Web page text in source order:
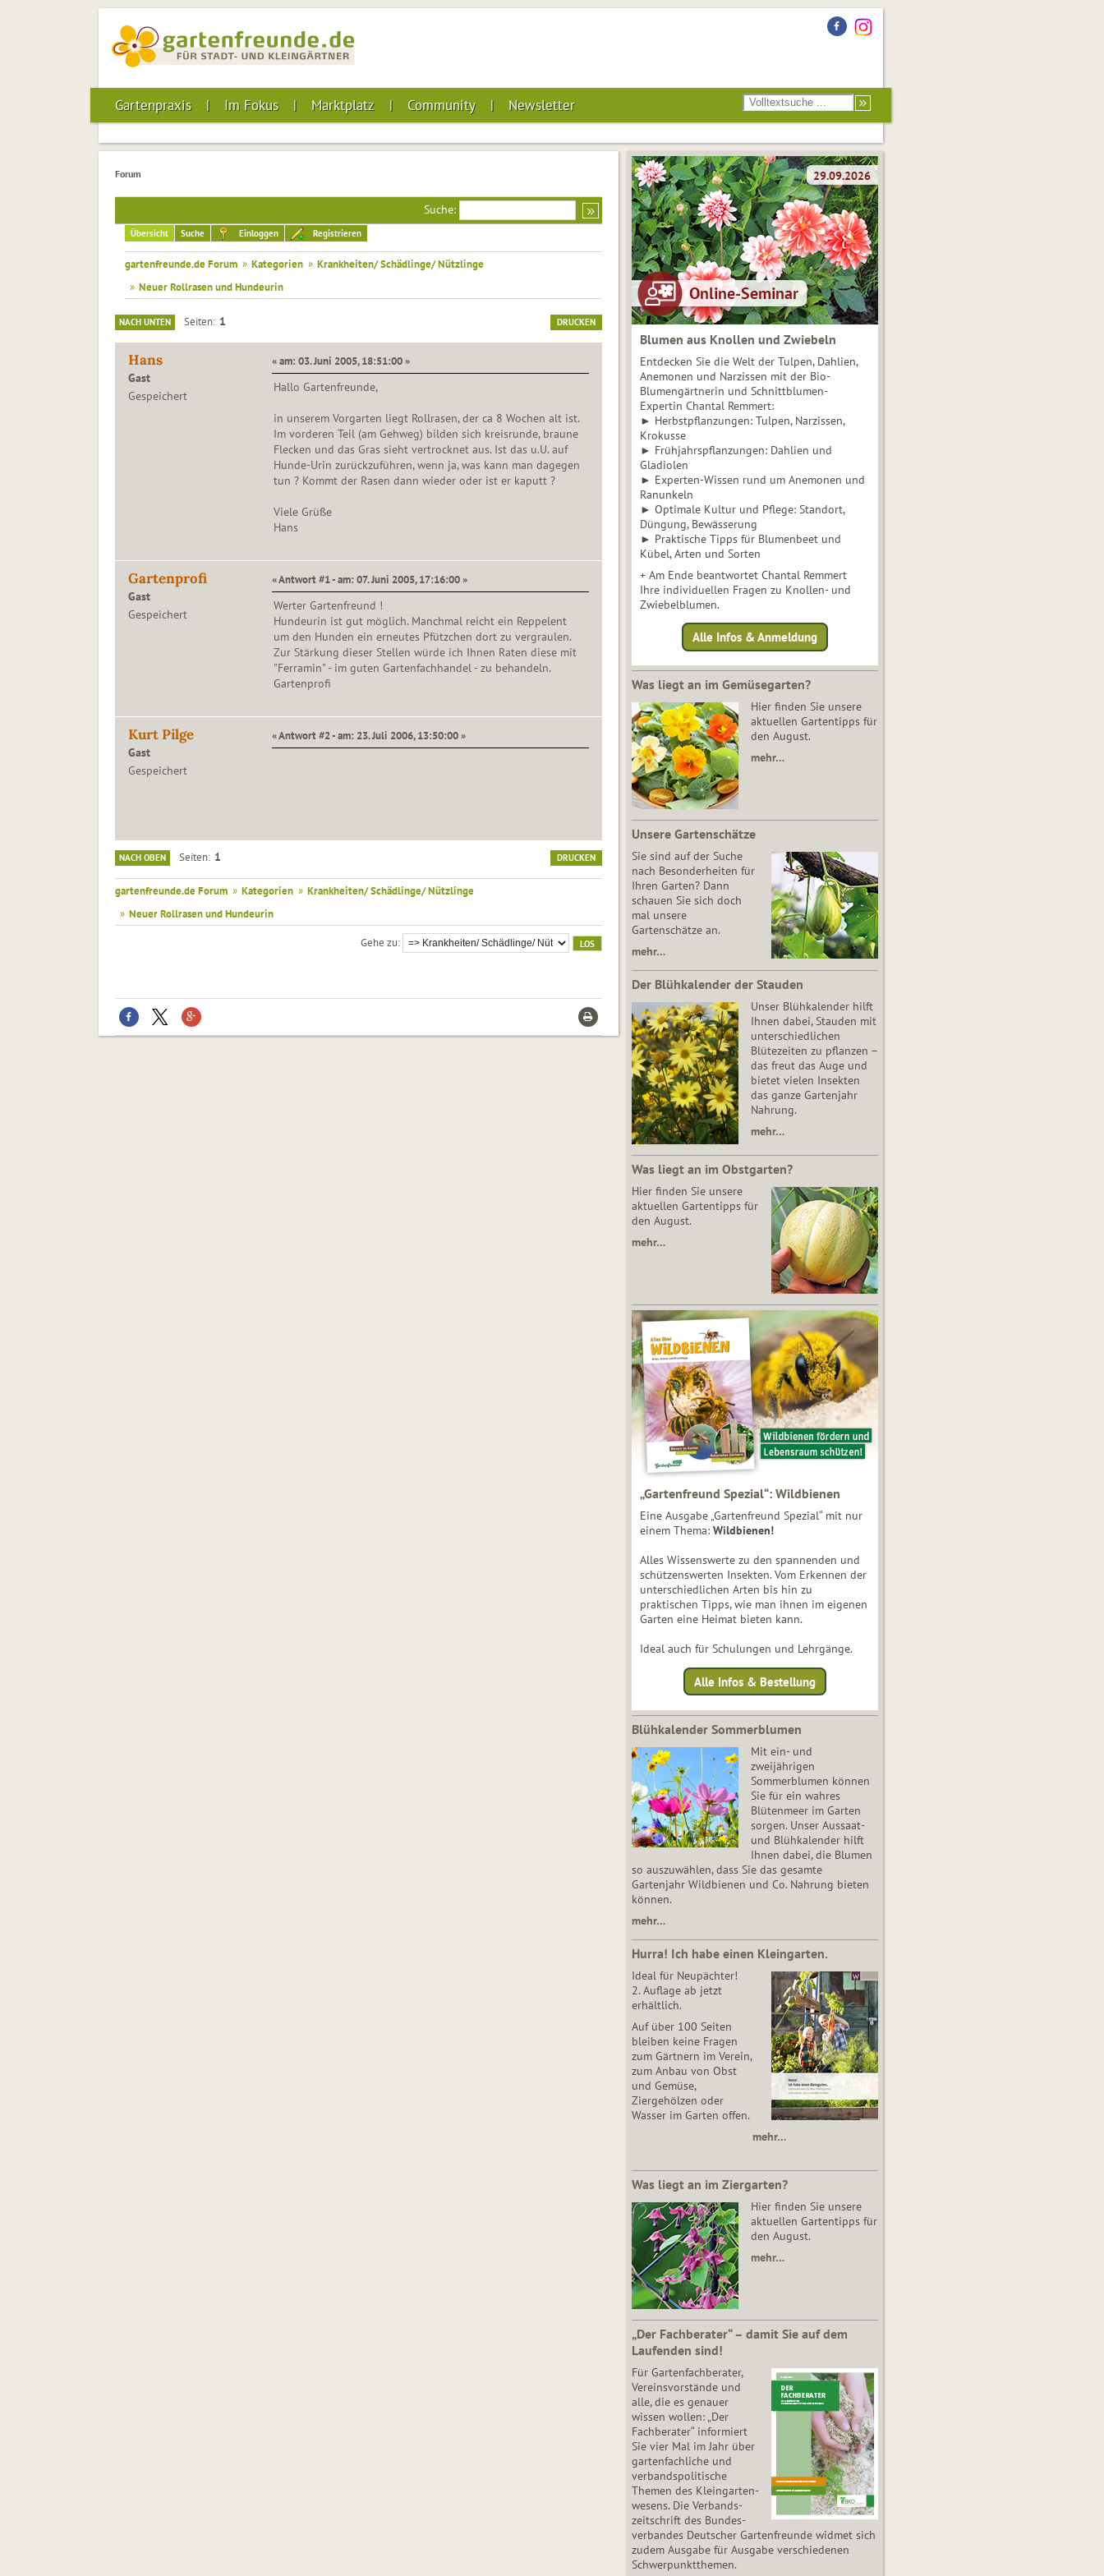
Gartenpraxis Im Fokus Marktplatz Community Newsletter
Forum
Suche:
Übersicht Suche Einloggen Registrieren
gartenfreunde.de Forum » Kategorien » Krankheiten/ Schädlinge/ Nützlinge
» Neuer Rollrasen und Hundeurin
DRUCKEN
NACH UNTEN Seiten 1
Hans
Gast
Gespeichert
« am: 03. Juni 2005, 18:51:00 »
Hallo Gartenfreunde,
in unserem Vorgarten liegt Rollrasen, der ca 8 Wochen alt ist.
Im vorderen Teil (am Gehweg) bilden sich kreisrunde, braune
Flecken und das Gras sieht vertrocknet aus. Ist das u.U. auf
Hunde-Urin zurückzuführen, wenn ja, was kann man dagegen
tun ? Kommt der Rasen dann wieder oder ist er kaputt ?
Viele Grüße
Hans
Gartenprofi
Gast
Gespeichert
« Antwort #1 - am: 07. Juni 2005, 17:16:00 »
Werter Gartenfreund !
Hundeurin ist gut möglich. Manchmal reicht ein Reppelent
um den Hunden ein erneutes Pfützchen dort zu vergraulen.
Zur Stärkung dieser Stellen würde ich Ihnen Raten diese mit
"Ferramin" - im guten Gartenfachhandel - zu behandeln.
Gartenprofi
Kurt Pilge
Gast
Gespeichert
« Antwort #2 - am: 23. Juli 2006, 13:50:00 »
DRUCKEN
NACH OBEN Seiten 1
gartenfreunde.de Forum » Kategorien » Krankheiten/ Schädlinge/ Nützlinge
» Neuer Rollrasen und Hundeurin
Gehe zu
Blumen aus Knollen und Zwiebeln
Entdecken Sie die Welt der Tulpen, Dahlien,
Anemonen und Narzissen mit der Bio-
Blumengärtnerin und Schnittblumen-
Expertin Chantal Remmert:
► Herbstpflanzungen: Tulpen, Narzissen,
Krokusse
► Frühjahrspflanzungen: Dahlien und
Gladiolen
► Experten-Wissen rund um Anemonen und
Ranunkeln
► Optimale Kultur und Pflege: Standort,
Düngung, Bewässerung
► Praktische Tipps für Blumenbeet und
Kübel, Arten und Sorten
+ Am Ende beantwortet Chantal Remmert
Ihre individuellen Fragen zu Knollen- und
Zwiebelblumen.
Alle Infos & Anmeldung
Was liegt an im Gemüsegarten?
Hier finden Sie unsere
aktuellen Gartentipps für
den August.
mehr…
Unsere Gartenschätze
Sie sind auf der Suche
nach Besonderheiten für
Ihren Garten? Dann
schauen Sie sich doch
mal unsere
Gartenschätze an.
mehr…
Der Blühkalender der Stauden
Unser Blühkalender hilft
Ihnen dabei, Stauden mit
unterschiedlichen
Blütezeiten zu pflanzen –
das freut das Auge und
bietet vielen Insekten
das ganze Gartenjahr
Nahrung.
mehr…
Was liegt an im Obstgarten?
Hier finden Sie unsere
aktuellen Gartentipps für
den August.
mehr…
„Gartenfreund Spezial“: Wildbienen
Eine Ausgabe „Gartenfreund Spezial“ mit nur
einem Thema: Wildbienen!
Alles Wissenswerte zu den spannenden und
schützenswerten Insekten. Vom Erkennen der
unterschiedlichen Arten bis hin zu
praktischen Tipps, wie man ihnen im eigenen
Garten eine Heimat bieten kann.
Ideal auch für Schulungen und Lehrgänge.
Alle Infos & Bestellung
Blühkalender Sommerblumen
Mit ein- und
zweijährigen
Sommerblumen können
Sie für ein wahres
Blütenmeer im Garten
sorgen. Unser Aussaat-
und Blühkalender hilft
Ihnen dabei, die Blumen
so auszuwählen, dass Sie das gesamte
Gartenjahr Wildbienen und Co. Nahrung bieten
können.
mehr…
Hurra! Ich habe einen Kleingarten.
Ideal für Neupächter!
2. Auflage ab jetzt
erhältlich.
Auf über 100 Seiten
bleiben keine Fragen
zum Gärtnern im Verein,
zum Anbau von Obst
und Gemüse,
Ziergehölzen oder
Wasser im Garten offen.
mehr…
Was liegt an im Ziergarten?
Hier finden Sie unsere
aktuellen Gartentipps für
den August.
mehr…
„Der Fachberater“ – damit Sie auf dem
Laufenden sind!
Für Gartenfachberater,
Vereinsvorstände und
alle, die es genauer
wissen wollen: „Der
Fachberater“ informiert
Sie vier Mal im Jahr über
gartenfachliche und
verbandspolitische
Themen des Klein­gar­ten­
wesens. Die Ver­bands­
zeit­schrift des Bun­des­
ver­ban­des Deutscher Gartenfreunde widmet sich
zudem Ausgabe für Ausgabe verschiedenen
Schwer­punkt­the­men.